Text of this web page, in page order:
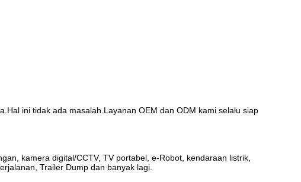
ini tidak ada masalah.Layanan OEM dan ODM kami selalu siap
kamera digital/CCTV, TV portabel, e-Robot, kendaraan listrik,
Trailer Dump dan banyak lagi.